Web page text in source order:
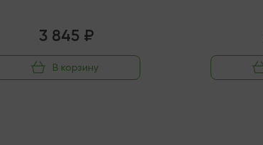
3 845 ₽
В корзину